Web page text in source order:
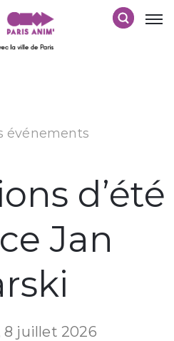
événements
d’été
Jan
8 juillet 2026